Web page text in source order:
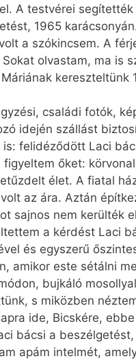
A testvérei
1965
a szókincsem. A
olvastam, ma is
családi fotók,
idején szállást
felidéződött Laci
őket:
élet. A fiatal
az ára. Aztán
sajnos nem kerülték
a kérdést Laci
és egyszerű
amikor este sétálni
bujkáló
s miközben
ide, Bicskére,
bácsi a
apám intelmét,